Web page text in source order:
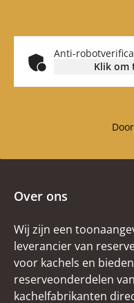
Anti-
Klik om
Over ons
Wij zijn een
leverancier van
voor kachels en
reserveonderdelen
kachelfabrikanten